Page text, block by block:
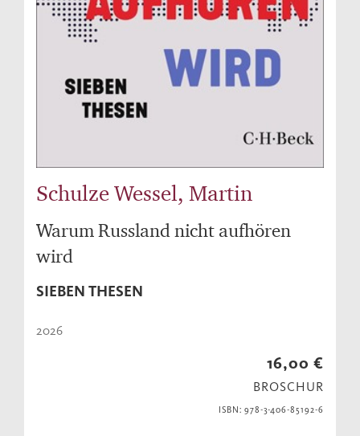
Schulze Wessel, Martin
Warum Russland nicht aufhören
wird
SIEBEN THESEN
2026
16,00 €
BROSCHUR
ISBN: 978-3-406-85192-6